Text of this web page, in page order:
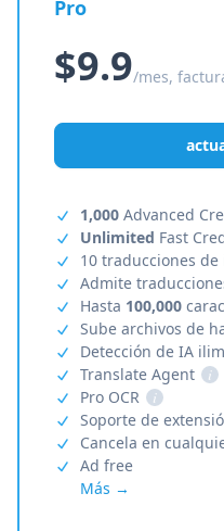
Pro
$9.9/mes,
1,000 Advanced
Unlimited Fast
10 traducciones
Admite
Hasta 100,000
Sube archivos de
Detección de IA
Translate Agent
i
Pro OCR
i
Soporte de
Cancela en
Ad free
Más →